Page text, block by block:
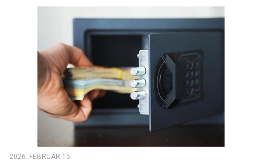
2026. FEBRUÁR 15.